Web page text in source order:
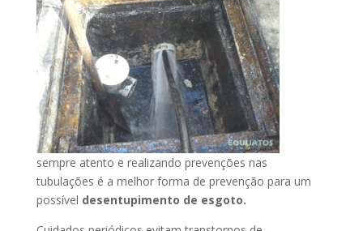
sempre atento e realizando prevenções nas
tubulações é a melhor forma de prevenção para um
possível desentupimento de esgoto.